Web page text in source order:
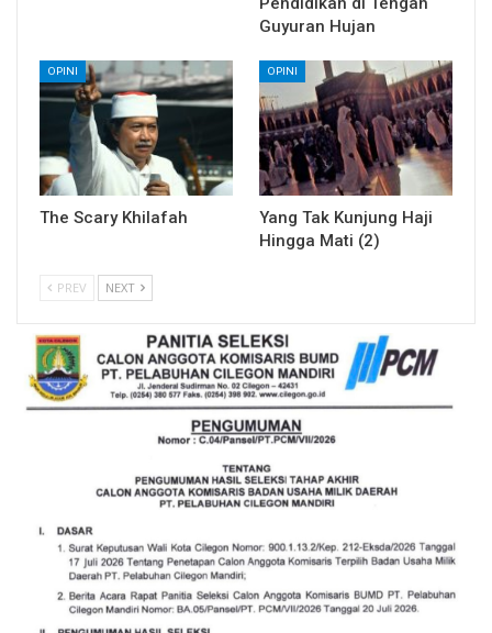
Guyuran Hujan
OPINI
The Scary Khilafah
OPINI
Yang Tak Kunjung Haji
Hingga Mati (2)
PREV NEXT